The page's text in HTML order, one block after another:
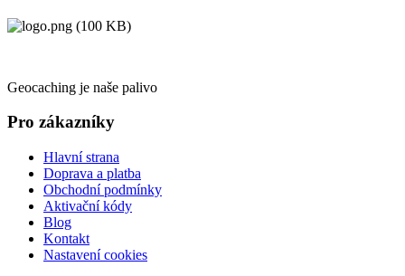
Geocaching je naše palivo
Pro zákazníky
Hlavní strana
Doprava a platba
Obchodní podmínky
Aktivační kódy
Blog
Kontakt
Nastavení cookies